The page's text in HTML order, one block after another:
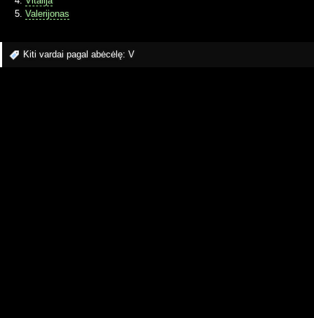
Valerijonas
Kiti vardai pagal abėcėlę: V